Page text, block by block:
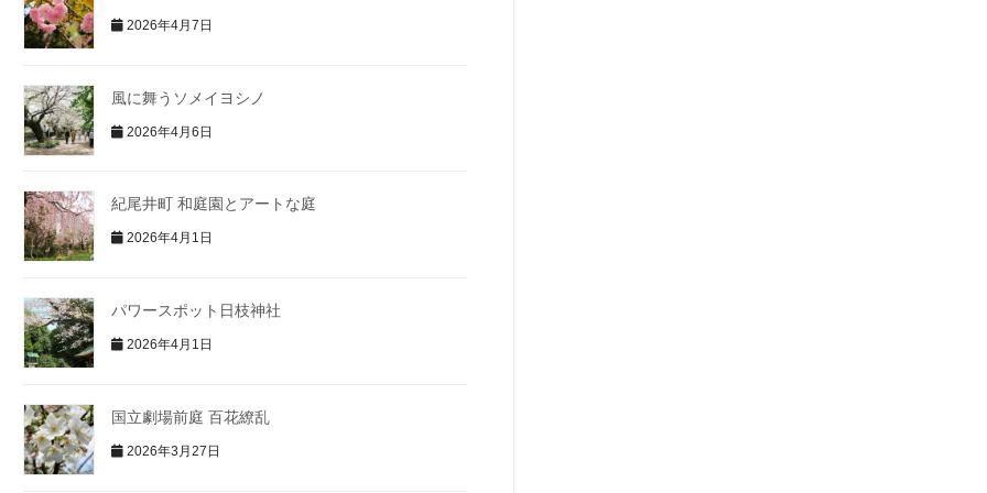
2026年4月7日
風に舞うソメイヨシノ
2026年4月6日
紀尾井町 和庭園とアートな庭
2026年4月1日
パワースポット日枝神社
2026年4月1日
国立劇場前庭 百花繚乱
2026年3月27日